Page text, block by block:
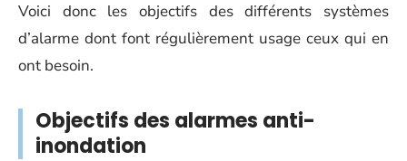
Voici donc les objectifs des différents systèmes
d’alarme dont font régulièrement usage ceux qui en
ont besoin.
Objectifs des alarmes anti-
inondation